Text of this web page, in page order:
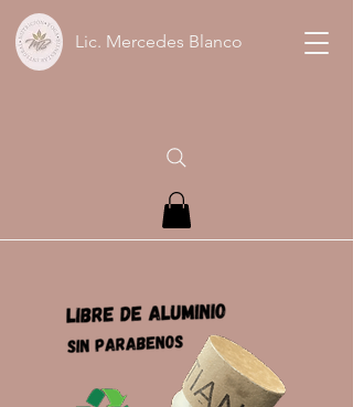
Lic. Mercedes Blanco